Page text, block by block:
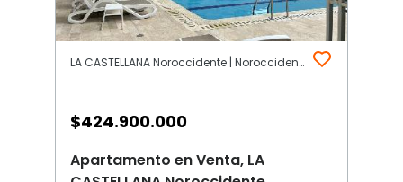
LA CASTELLANA Noroccidente | Noroccidente | Barranquilla
$424.900.000
Apartamento en Venta, LA